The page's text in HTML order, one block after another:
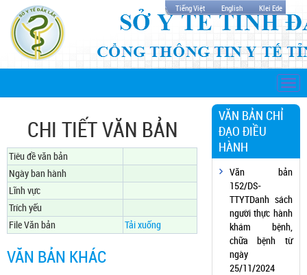
Tiếng Việt English Klei Ede
CHI TIẾT VĂN BẢN
Tiêu đề văn bản
Ngày ban hành
Lĩnh vực
Trích yếu
File Văn bản
Tải xuống
VĂN BẢN KHÁC
VĂN BẢN CHỈ
ĐẠO ĐIỀU
HÀNH
Văn bản
152/DS-
TTYTDanh sách
người thực hành
khám bệnh,
chữa bệnh từ
ngày
25/11/2024